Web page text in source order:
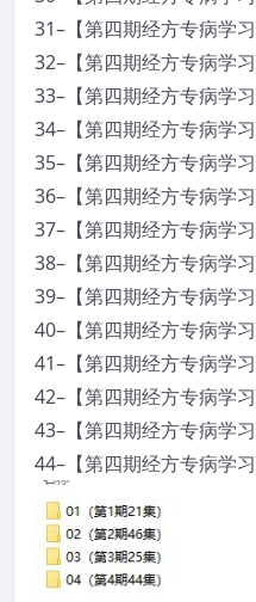
31–【第四期经方专病学
32–【第四期经方专病学
33–【第四期经方专病学
34–【第四期经方专病学
35–【第四期经方专病学
36–【第四期经方专病学
37–【第四期经方专病学
38–【第四期经方专病学
39–【第四期经方专病学
40–【第四期经方专病学
41–【第四期经方专病学
42–【第四期经方专病学
43–【第四期经方专病学
44–【第四期经方专病学